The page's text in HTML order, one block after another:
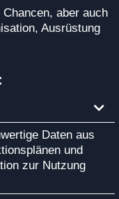
aber auch
Ausrüstung
Daten aus
und
zur Nutzung